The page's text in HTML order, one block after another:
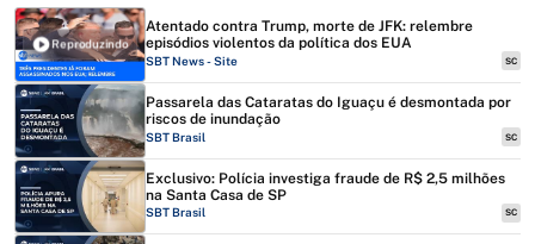
Reproduzindo
Atentado contra Trump, morte de JFK: relembre
episódios violentos da política dos EUA
SBT News - Site SC
Passarela das Cataratas do Iguaçu é desmontada por
riscos de inundação
SBT Brasil SC
Exclusivo: Polícia investiga fraude de R$ 2,5 milhões
na Santa Casa de SP
SBT Brasil SC